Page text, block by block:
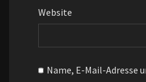
Website
Name, E-Mail-Adresse